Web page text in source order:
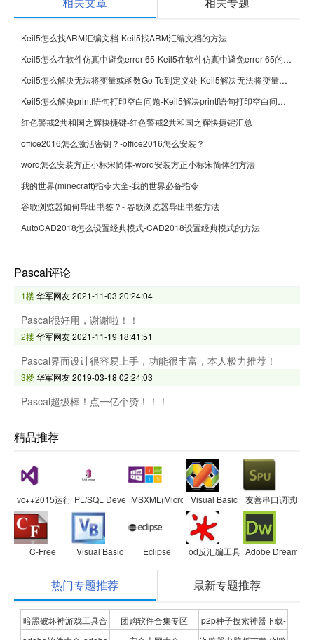
Keil5怎么找ARM汇编文档-Keil5找ARM汇编文档的方法
Keil5怎么在软件仿真中避免error 65-Keil5在软件仿真中避免error 65的方法
Keil5怎么解决无法将变量或函数Go To到定义处-Keil5解决无法将变量或函数Go To到定义处的方法
Keil5怎么解决printf语句打印空白问题-Keil5解决printf语句打印空白问题的方法
红色警戒2共和国之辉快捷键-红色警戒2共和国之辉快捷键汇总
office2016怎么激活密钥？-office2016怎么安装？
word怎么安装方正小标宋简体-word安装方正小标宋简体的方法
我的世界(minecraft)指令大全-我的世界必备指令
谷歌浏览器如何导出书签？- 谷歌浏览器导出书签方法
AutoCAD2018怎么设置经典模式-CAD2018设置经典模式的方法
Pascal评论
1楼华军网友2021-11-03 20:24:04
Pascal很好用，谢谢啦！！
2楼华军网友2021-11-19 18:41:51
Pascal界面设计很容易上手，功能很丰富，本人极力推荐！
3楼华军网友2019-03-18 02:24:03
Pascal超级棒！点一亿个赞！！！
精品推荐
vc++2015运行库PL/SQL DeveloperMSXML(Microsoft Core XML Services)
Visual Basic 友善串口调试助手
C-Free Visual Basic Eclipse od反汇编工具 Adobe
热门专题推荐 最新专题推荐
暗黑破坏神游戏工具合
团购软件合集专区
p2p种子搜索神器下载-